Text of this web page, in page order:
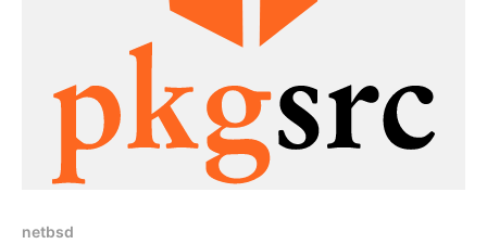
netbsd